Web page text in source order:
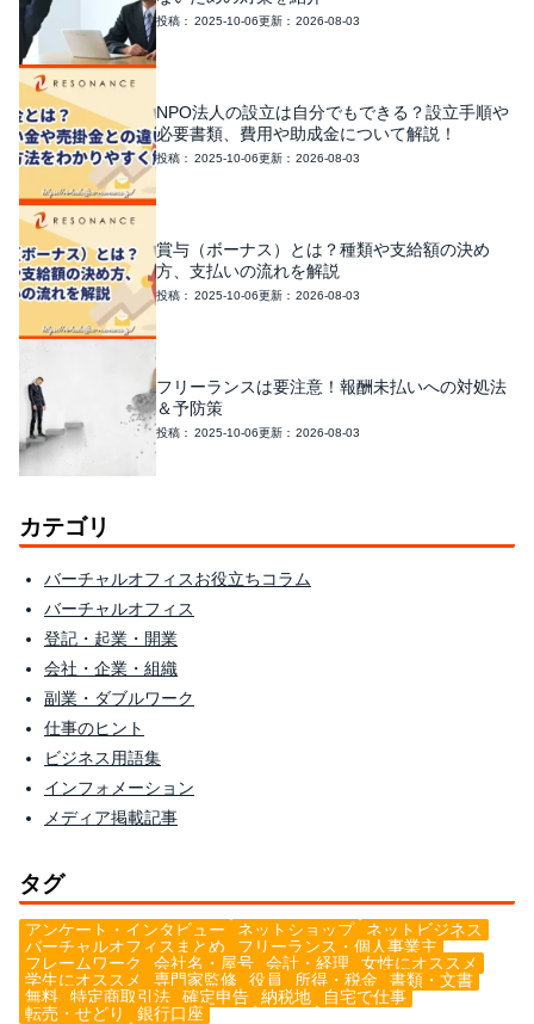
2025-10-06 2026-08-03
NPO法人の設立は自分でもできる？設立手順や
必要書類、費用や助成金について解説！
2025-10-06 2026-08-03
賞与（ボーナス）とは？種類や支給額の決め
方、支払いの流れを解説
2025-10-06 2026-08-03
フリーランスは要注意！報酬未払いへの対処法
＆予防策
2025-10-06 2026-08-03
カテゴリ
バーチャルオフィスお役立ちコラム
バーチャルオフィス
登記・起業・開業
会社・企業・組織
副業・ダブルワーク
仕事のヒント
ビジネス用語集
インフォメーション
メディア掲載記事
タグ
アンケート・インタビュー ネットショップ
ネットビジネス
バーチャルオフィスまとめ
フリーランス・個人事業主
フレームワーク
会社名・屋号 会計・経理
女性にオススメ
学生にオススメ
専門家監修 役員 所得・税金
書類・文書
無料
特定商取引法 確定申告 納税地
自宅で仕事
転売・せどり
銀行口座